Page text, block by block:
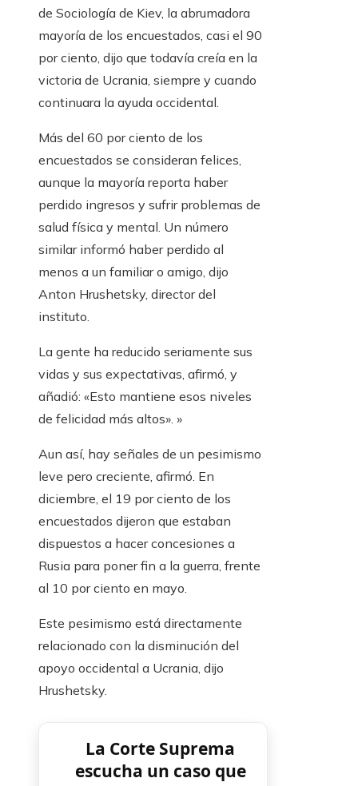
de Sociología de Kiev, la abrumadora
mayoría de los encuestados, casi el 90
por ciento, dijo que todavía creía en la
victoria de Ucrania, siempre y cuando
continuara la ayuda occidental.
Más del 60 por ciento de los
encuestados se consideran felices,
aunque la mayoría reporta haber
perdido ingresos y sufrir problemas de
salud física y mental. Un número
similar informó haber perdido al
menos a un familiar o amigo, dijo
Anton Hrushetsky, director del
instituto.
La gente ha reducido seriamente sus
vidas y sus expectativas, afirmó, y
añadió: «Esto mantiene esos niveles
de felicidad más altos». »
Aun así, hay señales de un pesimismo
leve pero creciente, afirmó. En
diciembre, el 19 por ciento de los
encuestados dijeron que estaban
dispuestos a hacer concesiones a
Rusia para poner fin a la guerra, frente
al 10 por ciento en mayo.
Este pesimismo está directamente
relacionado con la disminución del
apoyo occidental a Ucrania, dijo
Hrushetsky.
La Corte Suprema
escucha un caso que